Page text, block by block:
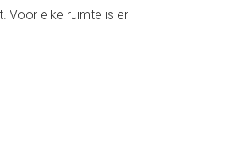
Voor elke ruimte is er